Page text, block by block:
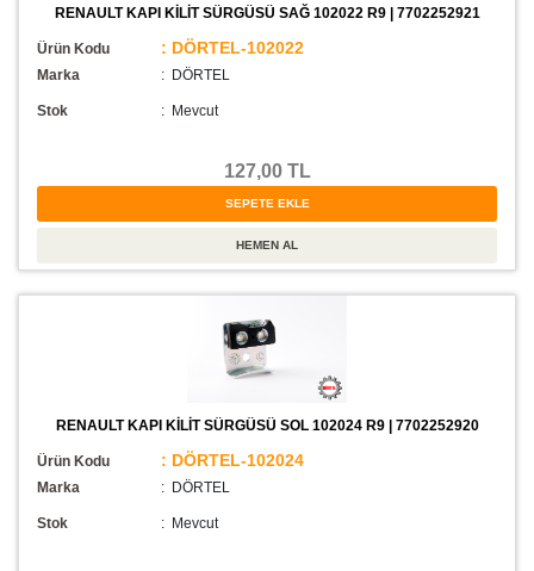
RENAULT KAPI KİLİT SÜRGÜSÜ SAĞ 102022 R9 | 7702252921
Ürün Kodu : DÖRTEL-102022
Marka : DÖRTEL
Stok : Mevcut
127,00 TL
RENAULT KAPI KİLİT SÜRGÜSÜ SOL 102024 R9 | 7702252920
Ürün Kodu : DÖRTEL-102024
Marka : DÖRTEL
Stok : Mevcut